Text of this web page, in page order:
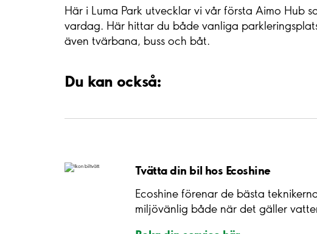
Här i Luma Park utvecklar vi vår första Aimo Hub
vardag. Här hittar du både vanliga
även tvärbana, buss och båt.
Du kan också:
Tvätta din bil hos Ecoshine
Ecoshine förenar de bästa
miljövänlig både när det gäller